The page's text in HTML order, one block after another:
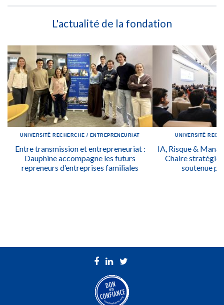
L'actualité de la fondation
UNIVERSITÉ RECHERCHE / ENTREPRENEURIAT
Entre transmission et entrepreneuriat :
Dauphine accompagne les futurs
repreneurs d’entreprises familiales
UNIVERSITÉ
IA, Risque &
Chaire
soutenue